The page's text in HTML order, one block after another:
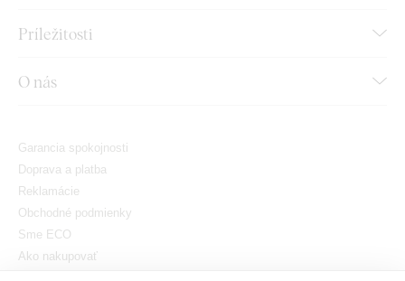
Príležitosti
O nás
Garancia spokojnosti
Doprava a platba
Reklamácie
Obchodné podmienky
Sme ECO
Ako nakupovať